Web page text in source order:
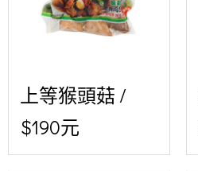
上等猴頭菇 /
$190元